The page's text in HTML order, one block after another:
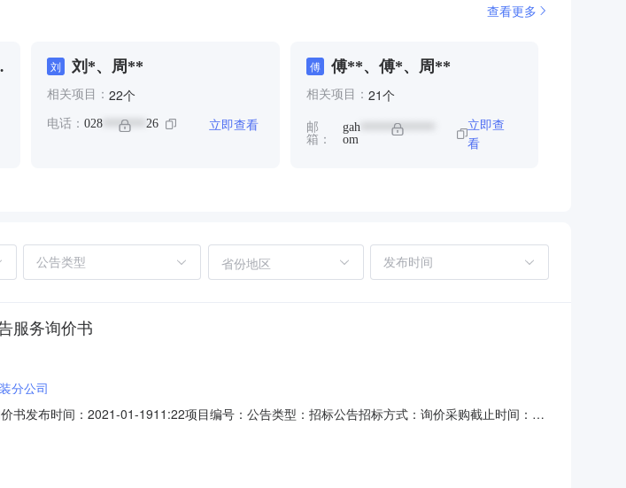
查看更多
刘 刘*、周**
相关项目： 22个
电话： 028 ******* 26 立即查看
傅 傅**、傅*、周**
相关项目： 21个
邮
箱：
gah ************
om
立即查
看
省份地区
服务询价书
分公司
发布时间：2021-01-1911:22项目编号：公告类型：招标公告招标方式：询价采购截止时间：
人：黄晓岚采购联系人电话：028-87839726采购联系人传真号：028-814